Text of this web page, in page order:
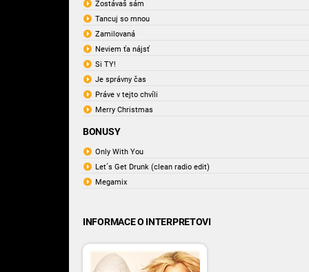
Zostávaš sám
Tancuj so mnou
Zamilovaná
Neviem ťa nájsť
Si TY!
Je správny čas
Práve v tejto chvíli
Merry Christmas
BONUSY
Only With You
Let´s Get Drunk (clean radio edit)
Megamix
INFORMACE O INTERPRETOVI